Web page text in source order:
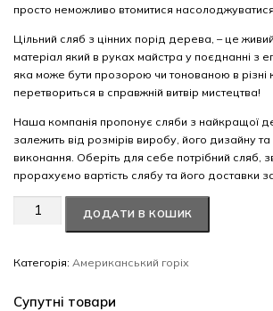
просто неможливо втомитися
Цільний сляб з цінних порід дерева, – це
матеріал який в руках майстра у поєднанні з
яка може бути прозорою чи тонованою в різні
перетвориться в справжній витвір мистецтва!
Наша компанія пропонує сляби з найкращої
залежить від розмірів виробу, його дизайну та
виконання. Оберіть для себе потрібний сляб,
прорахуємо вартість слябу та його
Американський
кількість
ДОДАТИ В КОШИК
Категорія: Американський горіх
Супутні товари